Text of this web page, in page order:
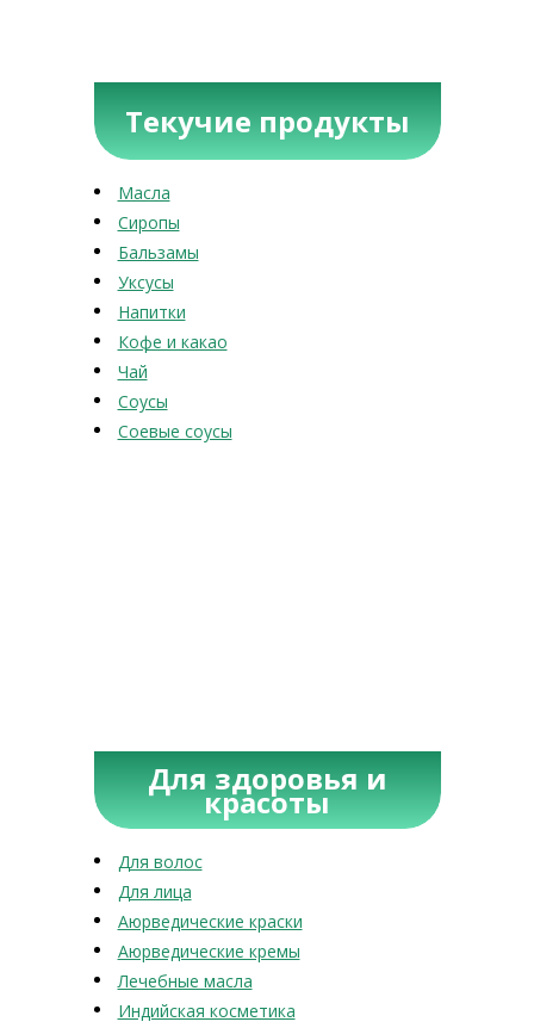
Текучие продукты
Масла
Сиропы
Бальзамы
Уксусы
Напитки
Кофе и какао
Чай
Соусы
Соевые соусы
Для здоровья и
красоты
Для волос
Для лица
Аюрведические краски
Аюрведические кремы
Лечебные масла
Индийская косметика